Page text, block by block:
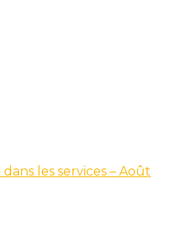
les services – Août